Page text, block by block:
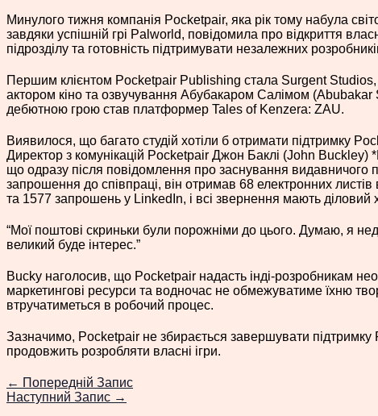
Минулого тижня компанія Pocketpair, яка рік тому набула
завдяки успішній грі Palworld, повідомила про відкриття
підрозділу та готовність підтримувати незалежних
Першим клієнтом Pocketpair Publishing стала Surgent
актором кіно та озвучування Абубакаром Салімом
дебютною грою став платформер Tales of Kenzera: ZAU.
Виявилося, що багато студій хотіли б отримати підтримку
Директор з комунікацій Pocketpair Джон Баклі (John Buckley)
що одразу після повідомлення про заснування видавничого
запрошення до співпраці, він отримав 68 електронних листів
та 1577 запрошень у LinkedIn, і всі звернення мають діловий
“Мої поштові скриньки були порожніми до цього. Думаю, я
великий буде інтерес.”
Bucky наголосив, що Pocketpair надасть інді-розробникам
маркетингові ресурси та водночас не обмежуватиме їхню
втручатиметься в робочий процес.
Зазначимо, Pocketpair не збирається завершувати підтримку
продовжить розробляти власні ігри.
← Попередній Запис
Наступний Запис →